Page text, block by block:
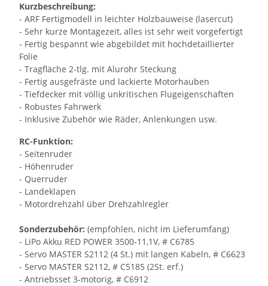
Kurzbeschreibung:
- ARF Fertigmodell in leichter Holzbauweise (lasercut)
- Sehr kurze Montagezeit, alles ist sehr weit vorgefertigt
- Fertig bespannt wie abgebildet mit hochdetaillierter
Folie
- Tragfläche 2-tlg. mit Alurohr Steckung
- Fertig ausgefräste und lackierte Motorhauben
- Tiefdecker mit völlig unkritischen Flugeigenschaften
- Robustes Fahrwerk
- Inklusive Zubehör wie Räder, Anlenkungen usw.
RC-Funktion:
- Seitenruder
- Höhenruder
- Querruder
- Landeklapen
- Motordrehzahl über Drehzahlregler
Sonderzubehör: (empfohlen, nicht im Lieferumfang)
- LiPo Akku RED POWER 3500-11,1V, # C6785
- Servo MASTER S2112 (4 St.) mit langen Kabeln, # C6623
- Servo MASTER S2112, # C5185 (2St. erf.)
- Antriebsset 3-motorig, # C6912